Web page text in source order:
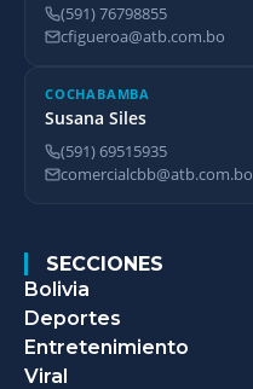
(591) 76798855
cfigueroa@atb.com.bo
COCHABAMBA
Susana Siles
(591) 69515935
comercialcbb@atb.com.bo
SECCIONES
Bolivia
Deportes
Entretenimiento
Viral